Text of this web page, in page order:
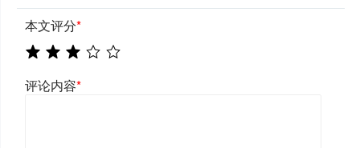
本文评分*
评论内容*